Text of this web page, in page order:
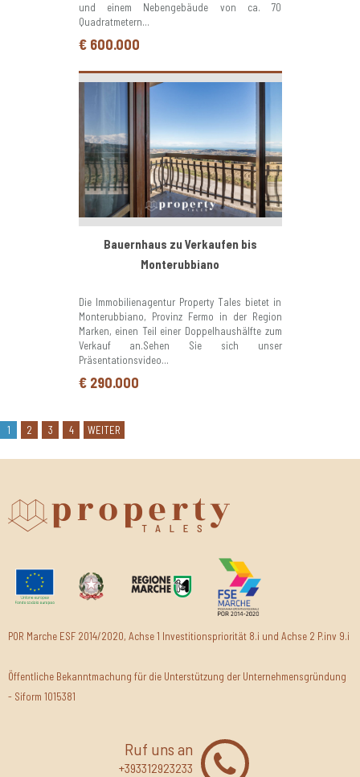
und einem Nebengebäude von ca. 70
Quadratmetern...
€ 600.000
Bauernhaus zu Verkaufen bis
Monterubbiano
Die Immobilienagentur Property Tales bietet in
Monterubbiano, Provinz Fermo in der Region
Marken, einen Teil einer Doppelhaushälfte zum
Verkauf an.Sehen Sie sich unser
Präsentationsvideo...
€ 290.000
1 2 3 4 WEITER
POR Marche ESF 2014/2020, Achse 1 Investitionspriorität 8.i und Achse 2 P.inv 9.i
Öffentliche Bekanntmachung für die Unterstützung der Unternehmensgründung
- Siform 1015381
Ruf uns an
+393312923233